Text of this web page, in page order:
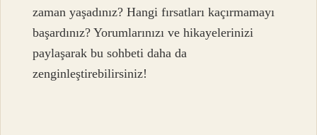
zaman yaşadınız? Hangi fırsatları kaçırmamayı
başardınız? Yorumlarınızı ve hikayelerinizi
paylaşarak bu sohbeti daha da
zenginleştirebilirsiniz!